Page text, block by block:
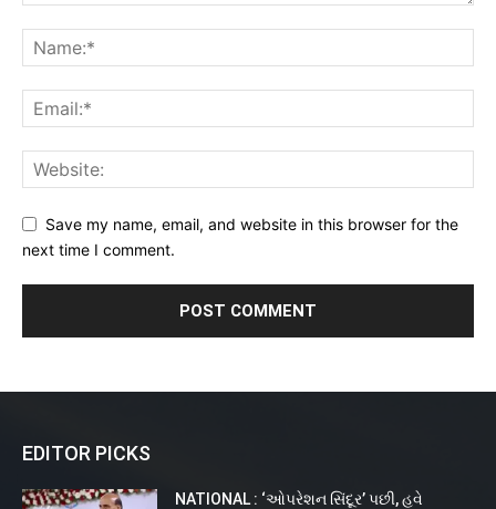
Save my name, email, and website in this browser for the
next time I comment.
EDITOR PICKS
NATIONAL : ‘ઓપરેશન સિંદૂર’ પછી, હવે